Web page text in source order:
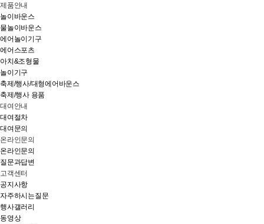
제품안내
놀이바운스
물놀이바운스
에어놀이기구
에어스포츠
아치&조형물
놀이기구
축제/행사/대형에어바운스
축제/행사 용품
대여안내
대여절차
대여문의
온라인문의
온라인문의
질문과답변
고객센터
공지사항
자주하시는질문
행사갤러리
동영상